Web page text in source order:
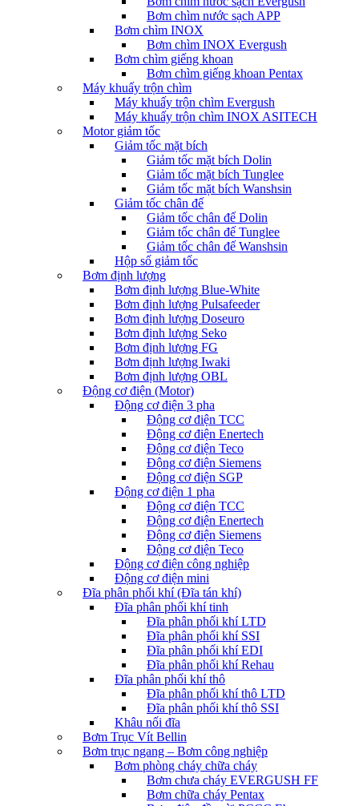
Bơm chìm nước sạch APP
Bơm chìm INOX
Bơm chìm INOX Evergush
Bơm chìm giếng khoan
Bơm chìm giếng khoan Pentax
Máy khuấy trộn chìm
Máy khuấy trộn chìm Evergush
Máy khuấy trộn chìm INOX ASITECH
Motor giảm tốc
Giảm tốc mặt bích
Giảm tốc mặt bích Dolin
Giảm tốc mặt bích Tunglee
Giảm tốc mặt bích Wanshsin
Giảm tốc chân đế
Giảm tốc chân đế Dolin
Giảm tốc chân đế Tunglee
Giảm tốc chân đế Wanshsin
Hộp số giảm tốc
Bơm định lượng
Bơm định lượng Blue-White
Bơm định lượng Pulsafeeder
Bơm định lượng Doseuro
Bơm định lượng Seko
Bơm định lượng FG
Bơm định lượng Iwaki
Bơm định lượng OBL
Động cơ điện (Motor)
Động cơ điện 3 pha
Động cơ điện TCC
Động cơ điện Enertech
Động cơ điện Teco
Động cơ điện Siemens
Động cơ điện SGP
Động cơ điện 1 pha
Động cơ điện TCC
Động cơ điện Enertech
Động cơ điện Siemens
Động cơ điện Teco
Động cơ điện công nghiệp
Động cơ điện mini
Đĩa phân phối khí (Đĩa tán khí)
Đĩa phân phối khí tinh
Đĩa phân phối khí LTD
Đĩa phân phối khí SSI
Đĩa phân phối khí EDI
Đĩa phân phối khí Rehau
Đĩa phân phối khí thô
Đĩa phân phối khí thô LTD
Đĩa phân phối khí thô SSI
Khâu nối đĩa
Bơm Trục Vít Bellin
Bơm trục ngang – Bơm công nghiệp
Bơm phòng cháy chữa cháy
Bơm chưa cháy EVERGUSH FF
Bơm chữa cháy Pentax